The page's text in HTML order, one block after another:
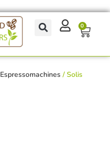
0
Espressomachines / Solis